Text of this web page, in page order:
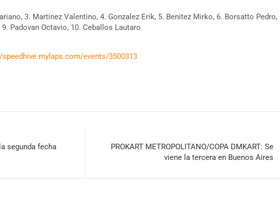
3. Martinez Valentino, 4. Gonzalez Erik, 5. Benitez Mirko, 6. Borsatto Pedro,
Padovan Octavio, 10. Ceballos Lautaro.
speedhive.mylaps.com/events/3500313
segunda fecha
PROKART METROPOLITANO/COPA DMKART: Se
viene la tercera en Buenos Aires